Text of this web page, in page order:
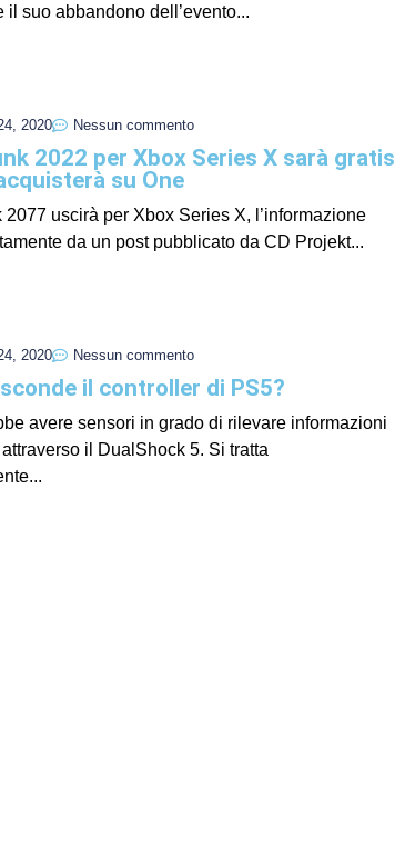
il suo abbandono dell’evento...
2020 Nessun commento
2022 per Xbox Series X sarà gratis
su One
2077 uscirà per Xbox Series X, l’informazione
da un post pubblicato da CD Projekt...
2020 Nessun commento
il controller di PS5?
avere sensori in grado di rilevare informazioni
il DualShock 5. Si tratta